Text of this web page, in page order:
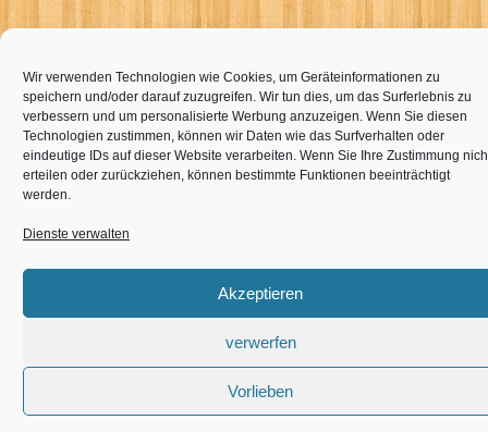
Wir verwenden Technologien wie Cookies, um Geräteinformationen zu
speichern und/oder darauf zuzugreifen. Wir tun dies, um das Surferlebnis zu
verbessern und um personalisierte Werbung anzuzeigen. Wenn Sie diesen
Technologien zustimmen, können wir Daten wie das Surfverhalten oder
eindeutige IDs auf dieser Website verarbeiten. Wenn Sie Ihre Zustimmung
erteilen oder zurückziehen, können bestimmte Funktionen beeinträchtigt
werden.
Dienste verwalten
Akzeptieren
verwerfen
Vorlieben